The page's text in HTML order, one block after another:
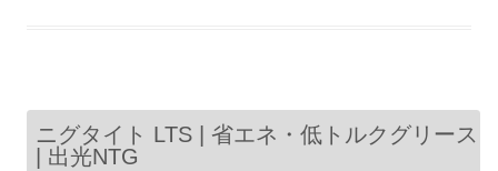
ニグタイト LTS | 省エネ・低トルクグリース
| 出光NTG